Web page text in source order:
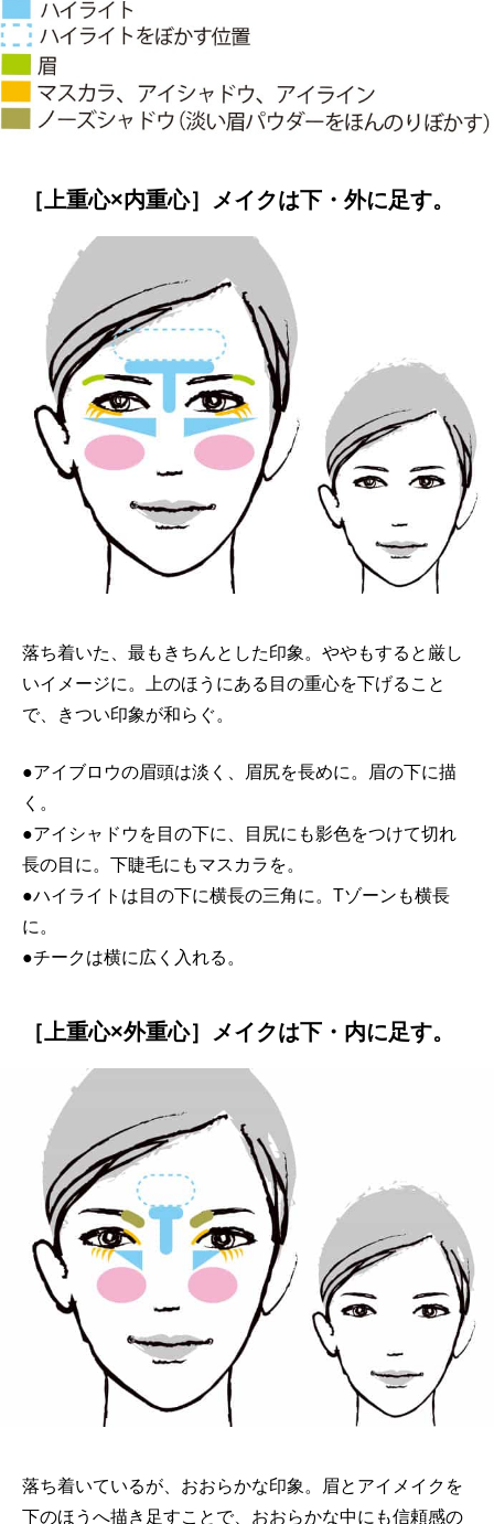
［上重心×内重心］メイクは下・外に足す。
落ち着いた、最もきちんとした印象。ややもすると厳し
いイメージに。上のほうにある目の重心を下げること
で、きつい印象が和らぐ。
●アイブロウの眉頭は淡く、眉尻を長めに。眉の下に描
く。
●アイシャドウを目の下に、目尻にも影色をつけて切れ
長の目に。下睫毛にもマスカラを。
●ハイライトは目の下に横長の三角に。Tゾーンも横長
に。
●チークは横に広く入れる。
［上重心×外重心］メイクは下・内に足す。
落ち着いているが、おおらかな印象。眉とアイメイクを
下のほうへ描き足すことで、おおらかな中にも信頼感の